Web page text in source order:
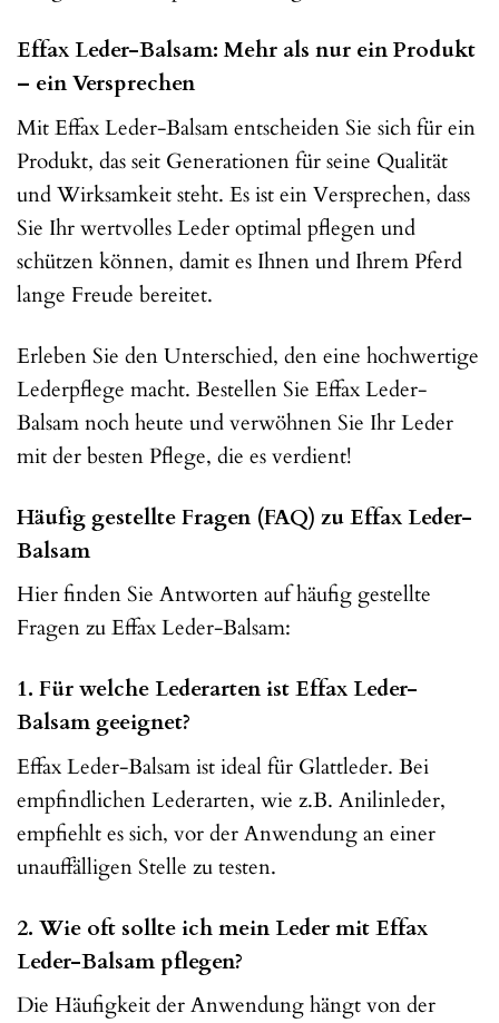
Effax Leder-Balsam: Mehr als nur ein Produkt
– ein Versprechen
Mit Effax Leder-Balsam entscheiden Sie sich für ein
Produkt, das seit Generationen für seine Qualität
und Wirksamkeit steht. Es ist ein Versprechen, dass
Sie Ihr wertvolles Leder optimal pflegen und
schützen können, damit es Ihnen und Ihrem Pferd
lange Freude bereitet.
Erleben Sie den Unterschied, den eine hochwertige
Lederpflege macht. Bestellen Sie Effax Leder-
Balsam noch heute und verwöhnen Sie Ihr Leder
mit der besten Pflege, die es verdient!
Häufig gestellte Fragen (FAQ) zu Effax Leder-
Balsam
Hier finden Sie Antworten auf häufig gestellte
Fragen zu Effax Leder-Balsam:
1. Für welche Lederarten ist Effax Leder-
Balsam geeignet?
Effax Leder-Balsam ist ideal für Glattleder. Bei
empfindlichen Lederarten, wie z.B. Anilinleder,
empfiehlt es sich, vor der Anwendung an einer
unauffälligen Stelle zu testen.
2. Wie oft sollte ich mein Leder mit Effax
Leder-Balsam pflegen?
Die Häufigkeit der Anwendung hängt von der